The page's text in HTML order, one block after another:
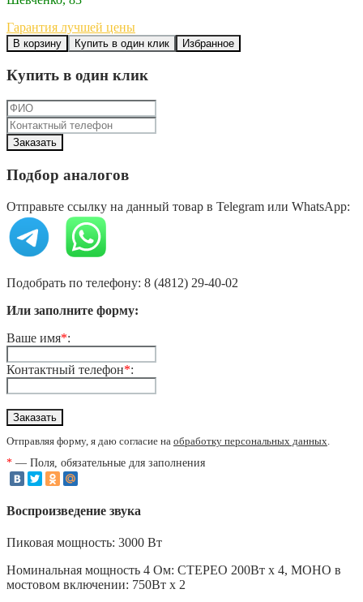
Гарантия лучшей цены
В корзину Купить в один клик Избранное
Купить в один клик
Подбор аналогов
Отправьте ссылку на данный товар в Telegram или WhatsApp:
Подобрать по телефону: 8 (4812) 29-40-02
Или заполните форму:
Ваше имя*:
Контактный телефон*:
Отправляя форму, я даю согласие на обработку персональных данных.
* — Поля, обязательные для заполнения
Воспроизведение звука
Пиковая мощность: 3000 Вт
Номинальная мощность 4 Ом: СТЕРЕО 200Вт х 4, MOHO в
мостовом включении: 750Вт х 2